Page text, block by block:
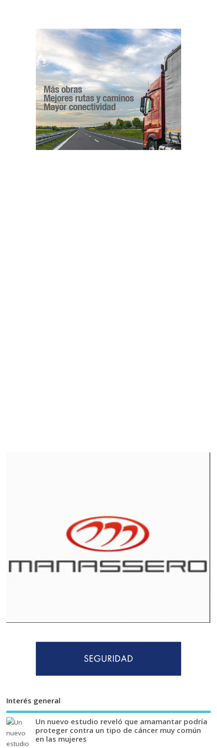
Interés general
Un nuevo estudio reveló que amamantar podría
proteger contra un tipo de cáncer muy común
en las mujeres